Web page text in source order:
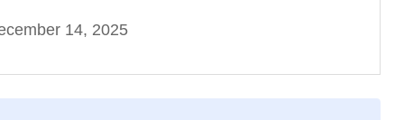
14, 2025